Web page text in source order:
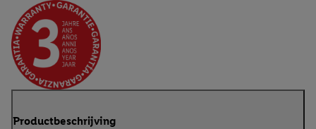
Productbeschrijving